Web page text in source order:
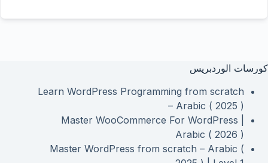
كورسات الوردبريس
Learn WordPress Programming from scratch
– Arabic ( 2025 )
Master WooCommerce For WordPress |
Arabic ( 2026 )
Master WordPress from scratch – Arabic (